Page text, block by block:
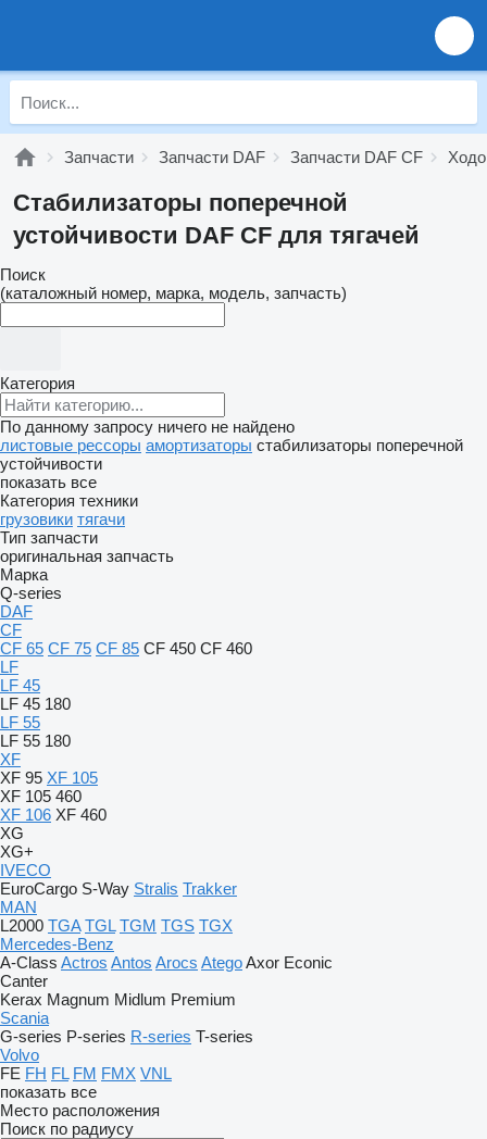
Запчасти Запчасти DAF Запчасти DAF CF
Стабилизаторы поперечной
устойчивости DAF CF для тягачей
Поиск
(каталожный номер, марка, модель, запчасть)
Категория
По данному запросу ничего не найдено
листовые рессоры амортизаторы стабилизаторы поперечной
устойчивости
показать все
Категория техники
грузовики тягачи
Тип запчасти
оригинальная запчасть
Марка
Q-series
DAF
CF
CF 65 CF 75 CF 85 CF 450 CF 460
LF
LF 45
LF 45 180
LF 55
LF 55 180
XF
XF 95 XF 105
XF 105 460
XF 106 XF 460
XG
XG+
IVECO
EuroCargo S-Way Stralis Trakker
MAN
L2000 TGA TGL TGM TGS TGX
Mercedes-Benz
A-Class Actros Antos Arocs AtegoAxor Econic
Canter
Kerax Magnum Midlum Premium
Scania
G-series P-series R-series T-series
Volvo
FE FH FL FM FMX VNL
показать все
Место расположения
Поиск по радиусу